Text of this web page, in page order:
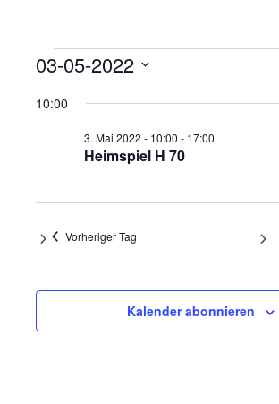
Veranstaltungen
03-05-2022
wählen.
10:00
Heimspiel H 70
3. Mai 2022 - 10:00 - 17:00
Vorheriger Tag
Kalender abonnieren